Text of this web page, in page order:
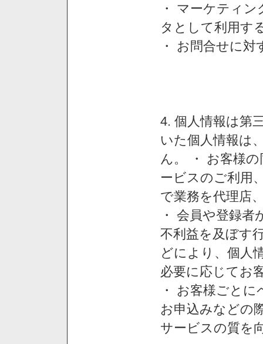
・ マーケティ
タとして利用す
・ お問合せに
4. 個人情報は第
いた個人情報は
ん。 ・ お客様
ービスのご利用
で業務を代理店
・ 会員や登録
不利益を及ぼす
どにより、個人
必要に応じてお
・ お客様ごと
お申込みなどの
サービスの質を